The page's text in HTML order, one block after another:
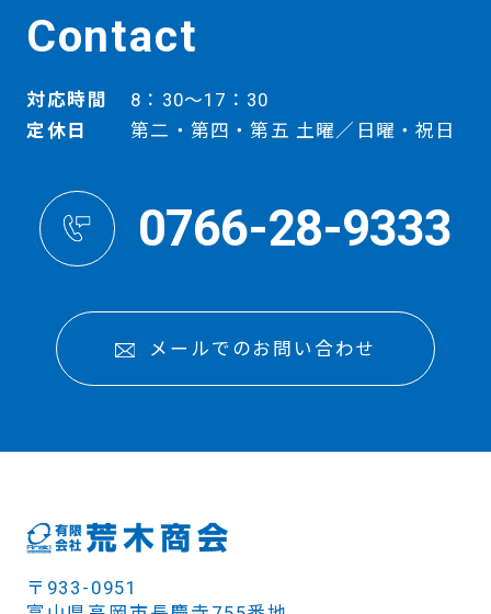
Contact
対応時間
8：30～17：30
定休日
第二・第四・第五 土曜／日曜・祝日
0766-28-9333
メールでのお問い合わせ
〒933-0951